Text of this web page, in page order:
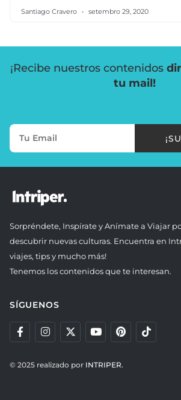
Santiago Cravero setembro 29, 2020
¡Recibe nuestros contenidos
tu mail!
Sorpréndete, Inspírate y Anímate a Viajar
descubrir nuevas culturas. Encuentra en
viajes, tips y mucho más!
Tenemos los contenidos que te interesan.
SÍGUENOS
© 2025 realizado por INTRIPER.